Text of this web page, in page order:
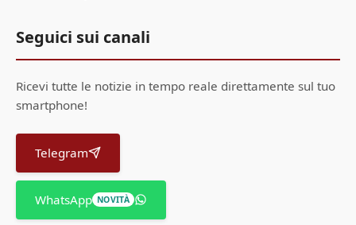
Seguici sui canali
Ricevi tutte le notizie in tempo reale direttamente sul tuo
smartphone!
Telegram
WhatsApp NOVITÀ